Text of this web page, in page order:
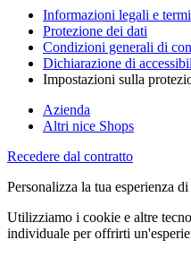
Informazioni legali e
Protezione dei dati
Condizioni generali di
Dichiarazione di
Impostazioni sulla
Azienda
Altri nice Shops
Recedere dal contratto
Personalizza la tua esperienza
Utilizziamo i cookie e altre
individuale per offrirti